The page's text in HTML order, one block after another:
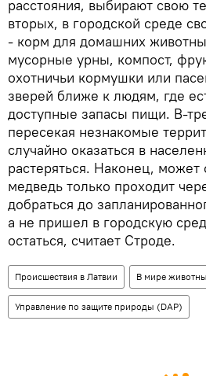
расстояния, выбирают свою
вторых, в городской среде
- корм для домашних
мусорные урны, компост,
охотничьи кормушки или
зверей ближе к людям, где
доступные запасы пищи. В-
пересекая незнакомые
случайно оказаться в
растеряться. Наконец, может
медведь только проходит
добраться до
а не пришел в городскую
остаться, считает Строде.
Происшествия в Латвии В мире
Управление по защите природы (DAP)